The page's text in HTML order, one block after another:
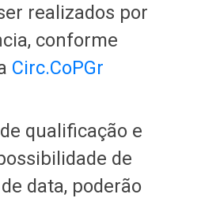
realizados por
conforme
Circ.CoPGr
qualificação e
de
data, poderão